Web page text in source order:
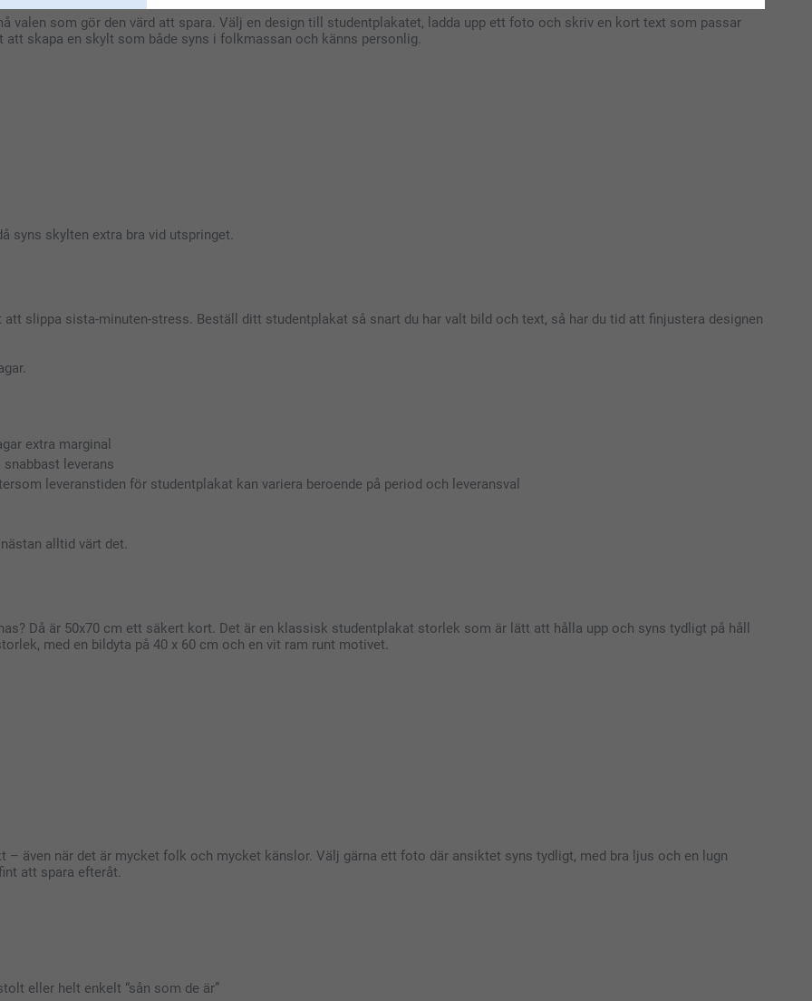
där utanför skolan när det är utspring, och
valen som gör den värd att spara. Välj en design till studentplakatet, ladda upp ett foto och skriv en kort text som passar
skapa en skylt som både syns i folkmassan och känns personlig.
syns skylten extra bra vid utspringet.
slippa sista-minuten-stress. Beställ ditt studentplakat så snart du har valt bild och text, så har du tid att finjustera designen
extra marginal
snabbast leverans
leveranstiden för studentplakat kan variera beroende på period och leveransval
alltid värt det.
Då är 50x70 cm ett säkert kort. Det är en klassisk studentplakat storlek som är lätt att hålla upp och syns tydligt på håll
med en bildyta på 40 x 60 cm och en vit ram runt motivet.
även när det är mycket folk och mycket känslor. Välj gärna ett foto där ansiktet syns tydligt, med bra ljus och en lugn
att spara efteråt.
eller helt enkelt “sån som de är”